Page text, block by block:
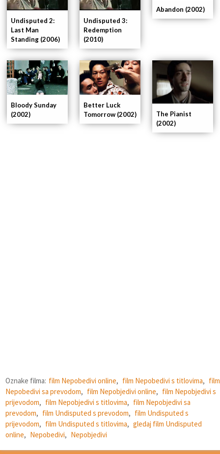
Undisputed 3:
Redemption
(2010)
Undisputed 2:
Last Man
Standing (2006)
The Pianist
(2002)
Better Luck
Tomorrow (2002)
Bloody Sunday
(2002)
Abandon (2002)
Oznake filma: film Nepobedivi online, film Nepobedivi s titlovima, film
Nepobedivi sa prevodom, film Nepobjedivi online, film Nepobjedivi s
prijevodom, film Nepobjedivi s titlovima, film Nepobjedivi sa
prevodom, film Undisputed s prevodom, film Undisputed s
prijevodom, film Undisputed s titlovima, gledaj film Undisputed
online, Nepobedivi, Nepobjedivi